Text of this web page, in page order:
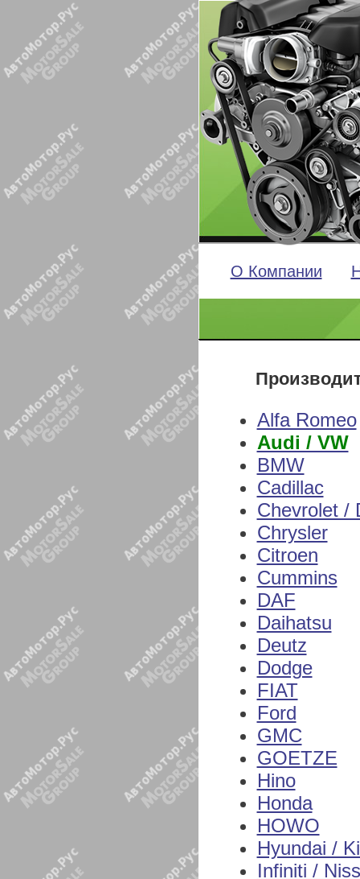
О Компании
Alfa Romeo
Audi / VW
BMW
Cadillac
Chevrolet /
Chrysler
Citroen
Cummins
DAF
Daihatsu
Deutz
Dodge
FIAT
Ford
GMC
GOETZE
Hino
Honda
HOWO
Hyundai /
Infiniti /